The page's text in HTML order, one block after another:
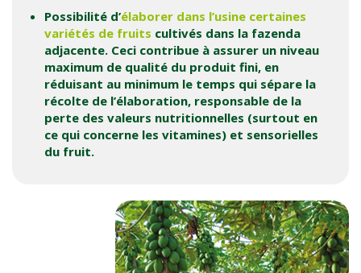
Possibilité d’élaborer dans l’usine certaines
variétés de fruits cultivés dans la fazenda
adjacente. Ceci contribue à assurer un niveau
maximum de qualité du produit fini, en
réduisant au minimum le temps qui sépare la
récolte de l’élaboration, responsable de la
perte des valeurs nutritionnelles (surtout en
ce qui concerne les vitamines) et sensorielles
du fruit.